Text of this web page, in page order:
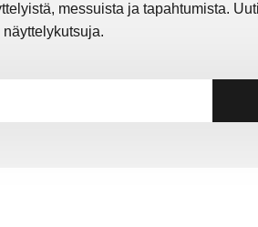
messuista ja tapahtumista.
näyttelykutsuja.